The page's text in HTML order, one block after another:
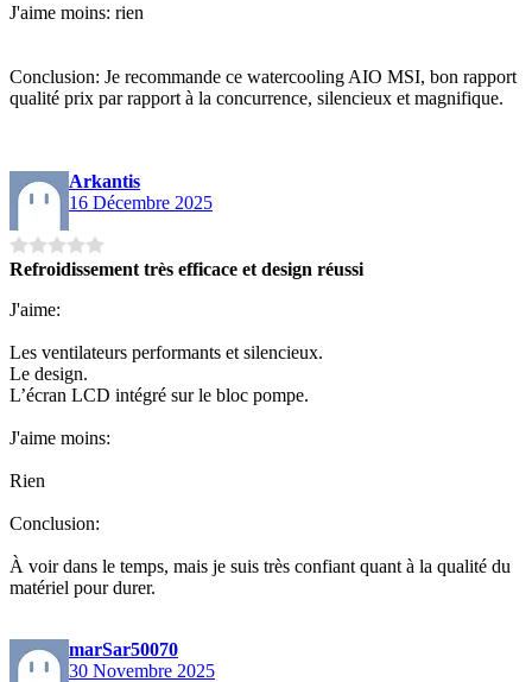
J'aime moins: rien
Conclusion: Je recommande ce watercooling AIO MSI, bon rapport
qualité prix par rapport à la concurrence, silencieux et magnifique.
Arkantis
16 Décembre 2025
Refroidissement très efficace et design réussi
J'aime:
Les ventilateurs performants et silencieux.
Le design.
L’écran LCD intégré sur le bloc pompe.
J'aime moins:
Rien
Conclusion:
À voir dans le temps, mais je suis très confiant quant à la qualité du
matériel pour durer.
marSar50070
30 Novembre 2025